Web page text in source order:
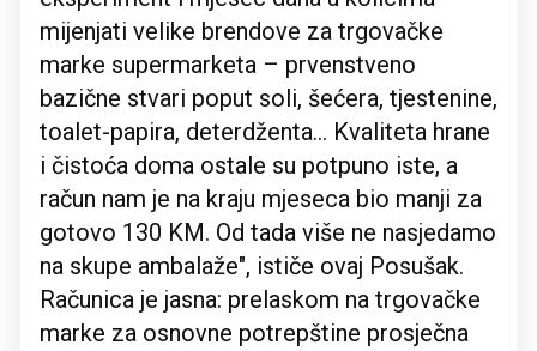
mijenjati velike brendove za trgovačke
marke supermarketa – prvenstveno
bazične stvari poput soli, šećera, tjestenine,
toalet-papira, deterdženta... Kvaliteta hrane
i čistoća doma ostale su potpuno iste, a
račun nam je na kraju mjeseca bio manji za
gotovo 130 KM. Od tada više ne nasjedamo
na skupe ambalaže", ističe ovaj Posušak.
Računica je jasna: prelaskom na trgovačke
marke za osnovne potrepštine prosječna